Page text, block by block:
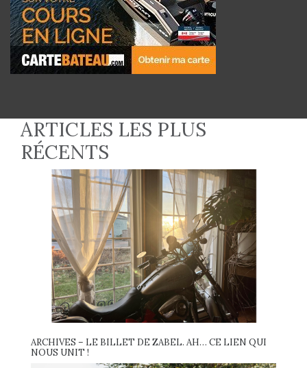
ARTICLES LES PLUS
RÉCENTS
ARCHIVES – LE BILLET DE ZABEL. AH… CE LIEN QUI
NOUS UNIT !